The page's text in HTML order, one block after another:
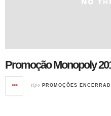
Promoção Monopoly
tipo PROMOÇÕES